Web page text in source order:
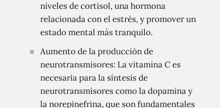
niveles de cortisol, una hormona
relacionada con el estrés, y promover un
estado mental más tranquilo.
Aumento de la producción de
neurotransmisores: La vitamina C es
necesaria para la síntesis de
neurotransmisores como la dopamina y
la norepinefrina, que son fundamentales